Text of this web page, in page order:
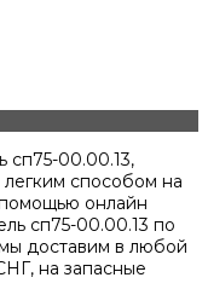
сп75-00.00.13,
способом на
онлайн
сп75-00.00.13 по
доставим в любой
на запасные